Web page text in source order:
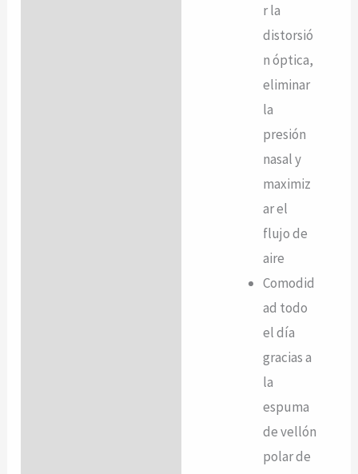
r la
distorsió
n óptica,
eliminar
la
presión
nasal y
maximiz
ar el
flujo de
aire
Comodid
ad todo
el día
gracias a
la
espuma
de vellón
polar de